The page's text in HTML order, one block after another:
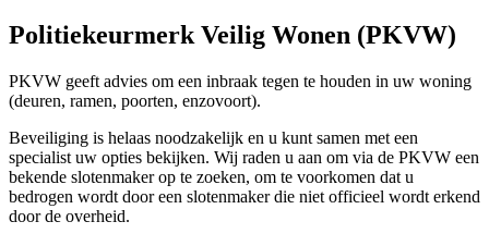
Politiekeurmerk Veilig Wonen (PKVW)
PKVW geeft advies om een inbraak tegen te houden in uw woning
(deuren, ramen, poorten, enzovoort).
Beveiliging is helaas noodzakelijk en u kunt samen met een
specialist uw opties bekijken. Wij raden u aan om via de PKVW een
bekende slotenmaker op te zoeken, om te voorkomen dat u
bedrogen wordt door een slotenmaker die niet officieel wordt erkend
door de overheid.